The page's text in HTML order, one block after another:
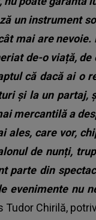
un instrument
mai are
de-o viață,
că dacă ai o
și la un partaj,
mercantilă a
ales, care vor,
de nunți,
parte din
evenimente nu
Tudor Chirilă,